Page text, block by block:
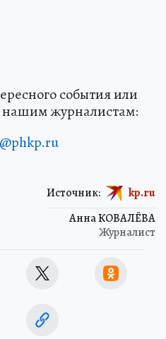
события или
нашим журналистам:
Анна КОВАЛЁВА
Журналист
Источник: kp.ru